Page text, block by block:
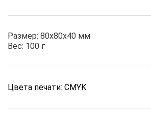
Размер: 80х80х40 мм
Вес: 100 г
Цвета печати: CMYK